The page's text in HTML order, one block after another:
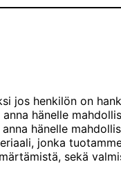
jos henkilön on
hänelle
hänelle
jonka
sekä